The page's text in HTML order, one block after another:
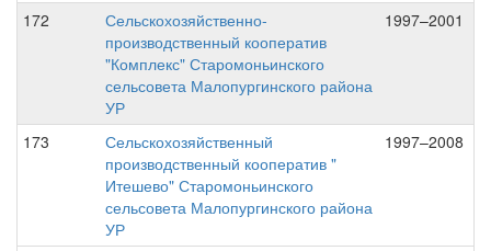
172
Сельскохозяйственно-
производственный кооператив
"Комплекс" Старомоньинского
сельсовета Малопургинского района
УР
1997–2001
173
Сельскохозяйственный
производственный кооператив "
Итешево" Старомоньинского
сельсовета Малопургинского района
УР
1997–2008